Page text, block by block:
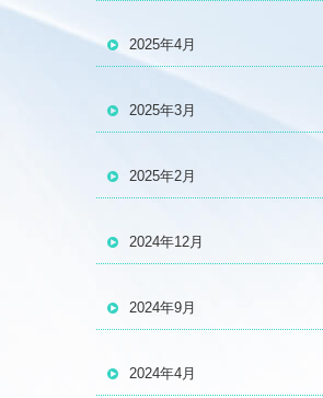
2025年4月
2025年3月
2025年2月
2024年12月
2024年9月
2024年4月